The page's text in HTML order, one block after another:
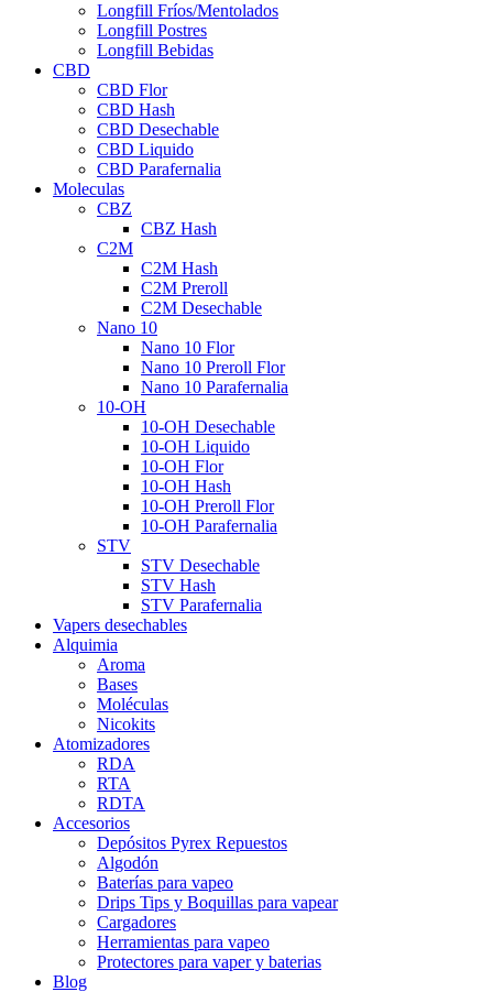
Longfill Fríos/Mentolados
Longfill Postres
Longfill Bebidas
CBD
CBD Flor
CBD Hash
CBD Desechable
CBD Liquido
CBD Parafernalia
Moleculas
CBZ
CBZ Hash
C2M
C2M Hash
C2M Preroll
C2M Desechable
Nano 10
Nano 10 Flor
Nano 10 Preroll Flor
Nano 10 Parafernalia
10-OH
10-OH Desechable
10-OH Liquido
10-OH Flor
10-OH Hash
10-OH Preroll Flor
10-OH Parafernalia
STV
STV Desechable
STV Hash
STV Parafernalia
Vapers desechables
Alquimia
Aroma
Bases
Moléculas
Nicokits
Atomizadores
RDA
RTA
RDTA
Accesorios
Depósitos Pyrex Repuestos
Algodón
Baterías para vapeo
Drips Tips y Boquillas para vapear
Cargadores
Herramientas para vapeo
Protectores para vaper y baterias
Blog